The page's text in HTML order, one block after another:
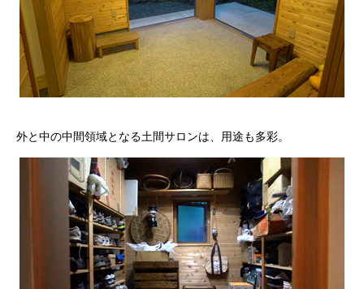
外と中の中間領域となる土間サロンは、用途も多彩。